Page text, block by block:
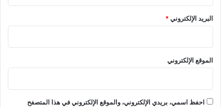
البريد الإلكتروني*
الموقع الإلكتروني
احفظ اسمي، بريدي الإلكتروني، والموقع الإلكتروني في هذا المتصفح